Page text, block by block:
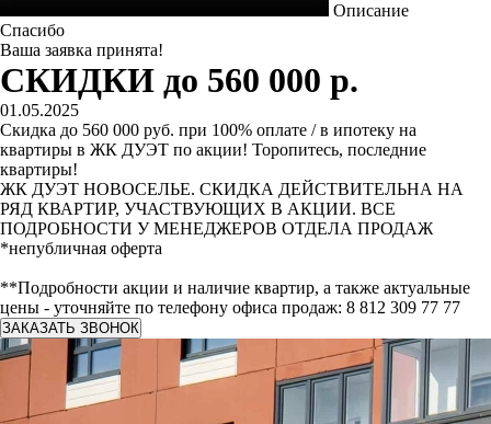
Описание
Спасибо
Ваша заявка принята!
СКИДКИ до 560 000 р.
01.05.2025
Скидка до 560 000 руб. при 100% оплате / в ипотеку на
квартиры в ЖК ДУЭТ по акции! Торопитесь, последние
квартиры!
ЖК ДУЭТ НОВОСЕЛЬЕ. СКИДКА ДЕЙСТВИТЕЛЬНА НА
РЯД КВАРТИР, УЧАСТВУЮЩИХ В АКЦИИ. ВСЕ
ПОДРОБНОСТИ У МЕНЕДЖЕРОВ ОТДЕЛА ПРОДАЖ
*непубличная оферта
**Подробности акции и наличие квартир, а также актуальные
цены - уточняйте по телефону офиса продаж: 8 812 309 77 77
ЗАКАЗАТЬ ЗВОНОК